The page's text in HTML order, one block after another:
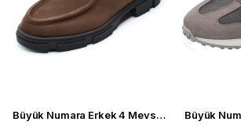
Büyük Numara Erkek 4 Mevsim Ayakkabı - PASA103 Kahve